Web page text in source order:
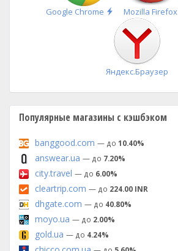
Google Chrome
Быстрая
установка
Mozilla Firefox
Яндекс.Браузер
Популярные магазины с кэшбэком
banggood.com — до 10.40%
answear.ua — до 7.20%
city.travel — до 6.00%
cleartrip.com — до 224.00 INR
dhgate.com — до 40.80%
moyo.ua — до 2.00%
gold.ua — до 4.24%